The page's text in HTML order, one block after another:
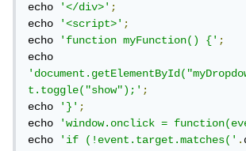
echo '</div>';
echo '<script>';
echo 'function myFunction() {';
t.toggle("show");';
echo '}';
echo 'window.onclick =
echo 'if (!event.target.matches('.